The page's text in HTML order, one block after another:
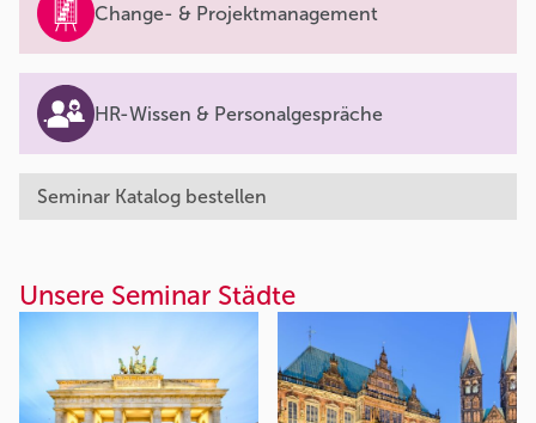
Change- & Projektmanagement
HR-Wissen & Personalgespräche
Seminar Katalog bestellen
Unsere Seminar Städte